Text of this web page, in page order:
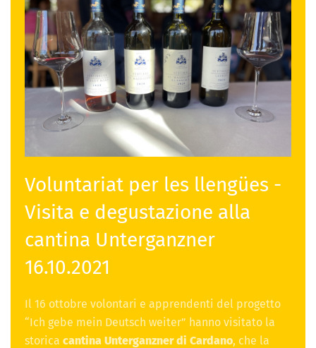
Voluntariat per les llengües -
Visita e degustazione alla
cantina Unterganzner
16.10.2021
Il 16 ottobre volontari e apprendenti del progetto
“Ich gebe mein Deutsch weiter” hanno visitato la
storica cantina Unterganzner di Cardano, che la